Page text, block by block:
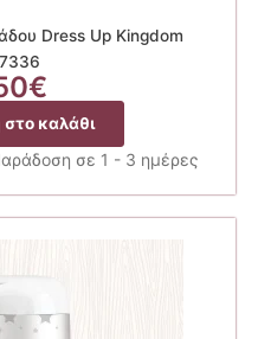
Dress Up Kingdom
€
καλάθι
σε 1 - 3 ημέρες